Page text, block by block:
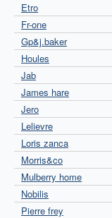
Etro
Fr-one
Gp&j.baker
Houles
Jab
James hare
Jero
Lelievre
Loris zanca
Morris&co
Mulberry home
Nobilis
Pierre frey